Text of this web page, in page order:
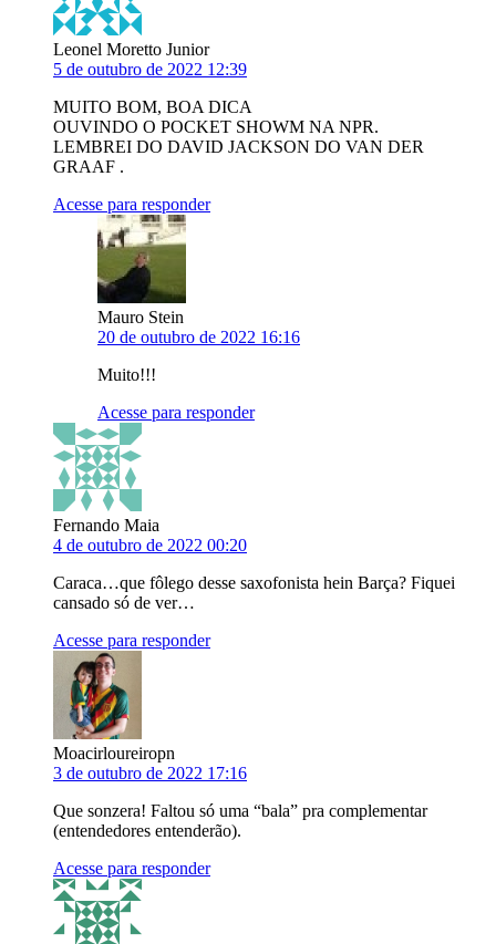
Leonel Moretto Junior
5 de outubro de 2022 12:39
MUITO BOM, BOA DICA
OUVINDO O POCKET SHOWM NA NPR.
LEMBREI DO DAVID JACKSON DO VAN DER
GRAAF .
Acesse para responder
Mauro Stein
20 de outubro de 2022 16:16
Muito!!!
Acesse para responder
Fernando Maia
4 de outubro de 2022 00:20
Caraca…que fôlego desse saxofonista hein Barça? Fiquei
cansado só de ver…
Acesse para responder
Moacirloureiropn
3 de outubro de 2022 17:16
Que sonzera! Faltou só uma “bala” pra complementar
(entendedores entenderão).
Acesse para responder